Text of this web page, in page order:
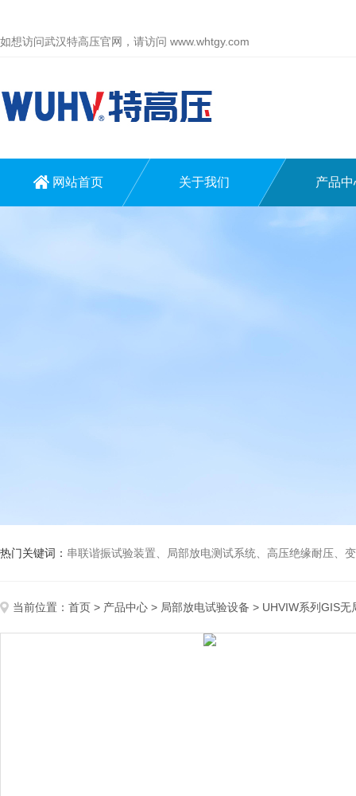
如想访问武汉特高压官网，请访问 www.whtgy.com
网站首页 关于我们 产品中
热门关键词： 串联谐振试验装置、局部放电测试系统、高压绝缘耐压、变
当前位置： 首页 > 产品中心 > 局部放电试验设备 > UHVIW系列GIS无